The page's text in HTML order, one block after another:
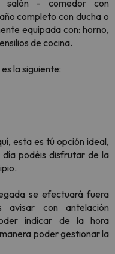
salón - comedor con
completo con ducha o
equipada con: horno,
de cocina.
la siguiente:
esta es tú opción ideal,
podéis disfrutar de la
se efectuará fuera
avisar con antelación
indicar de la hora
poder gestionar la